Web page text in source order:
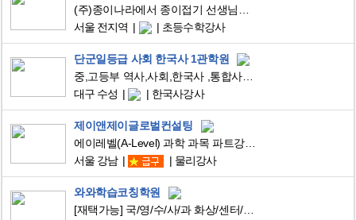
서울 전지역
초등수학강사
단군일등급 사회 한국사 1관학원
대구 수성
한국사강사
제이앤제이글로벌컨설팅
에이레벨(A-Level) 과학 과목 파트강사 / 강남구 학원, 영국 대입시험
서울 강남
물리강사
와와학습코칭학원
[재택가능] 국/영/수/사/과 화상/센터/과외 선생님 모집합니다.